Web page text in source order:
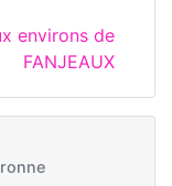
environs de
FANJEAUX